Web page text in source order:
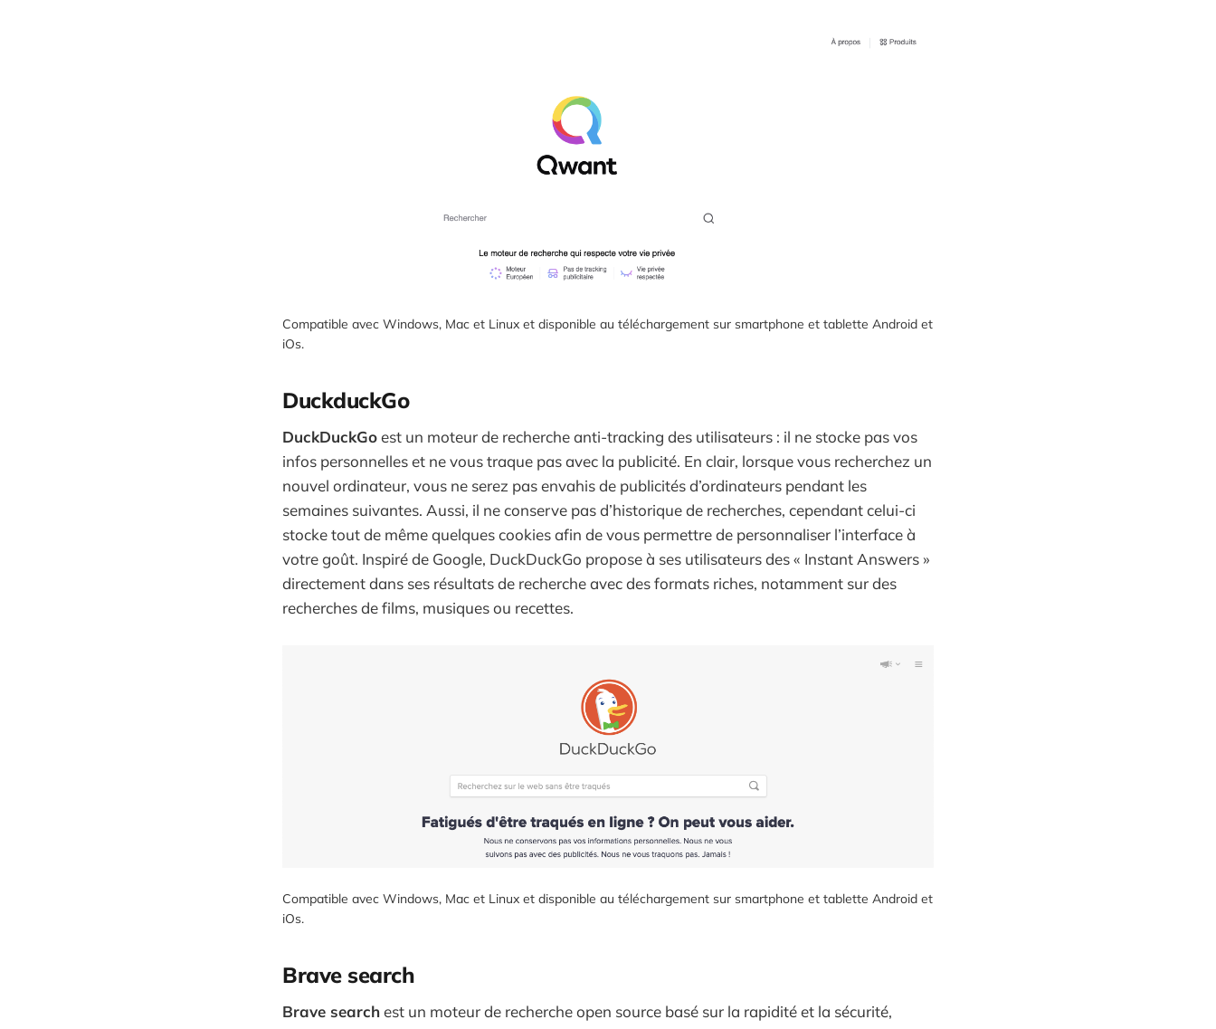
Compatible avec Windows, Mac et Linux et disponible au téléchargement sur smartphone et tablette Android et
iOs.
DuckduckGo
DuckDuckGoest un moteur de recherche anti-tracking des utilisateurs : il ne stocke pas vos
infos personnelles et ne vous traque pas avec la publicité. En clair, lorsque vous recherchez un
nouvel ordinateur, vous ne serez pas envahis de publicités d’ordinateurs pendant les
semaines suivantes. Aussi, il ne conserve pas d’historique de recherches, cependant celui-ci
stocke tout de même quelques cookies afin de vous permettre de personnaliser l’interface à
votre goût. Inspiré de Google, DuckDuckGo propose à ses utilisateurs des « Instant Answers »
directement dans ses résultats de recherche avec des formats riches, notamment sur des
recherches de films, musiques ou recettes.
Compatible avec Windows, Mac et Linux et disponible au téléchargement sur smartphone et tablette Android et
iOs.
Brave search
Brave searchest un moteur de recherche open source basé sur la rapidité et la sécurité,